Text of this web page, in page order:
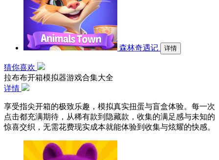
森林奇遇记 详情
猜你喜欢
拉布布开箱模拟器游戏合集大全
详情
享受指尖开箱的极致乐趣，模拟真实扭蛋与盲盒体验。每一次
点击都充满期待，从稀有款到隐藏款，收集的满足感与未知的
惊喜交织，无需花费现实成本就能体验到收集与炫耀的快感。